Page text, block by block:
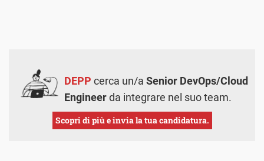
DEPP cerca un/a Senior DevOps/Cloud
Engineerda integrare nel suo team.
Scopri di più e invia la tua candidatura.